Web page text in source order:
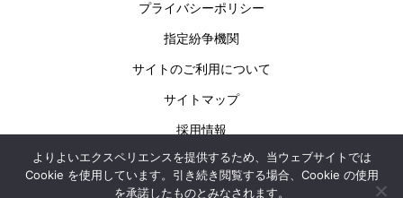
プライバシーポリシー
指定紛争機関
サイトのご利用について
サイトマップ
採用情報
お問合せ
よりよいエクスペリエンスを提供するため、当ウェブサイトでは
Cookie を使用しています。引き続き閲覧する場合、Cookie の使用
を承諾したものとみなされます。